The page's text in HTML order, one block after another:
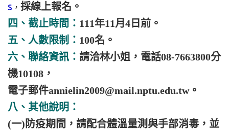
s ， 採線上報名。
四、截止時間： 111年11月4日前。
五、人數限制： 100名。
六、聯絡資訊： 請洽林小姐，電話08-7663800分
機10108，
電子郵件annielin2009@mail.nptu.edu.tw。
八、其他說明：
(一)防疫期間，請配合體溫量測與手部消毒，並